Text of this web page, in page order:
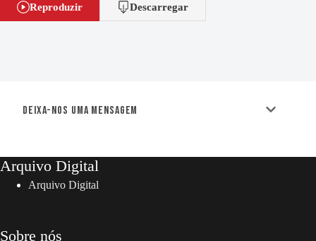
Reproduzir Descarregar
Deixa-nos uma mensagem
Arquivo Digital
Arquivo Digital
Sobre nós